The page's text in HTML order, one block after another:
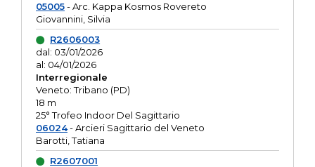
05005- Arc. Kappa Kosmos Rovereto
Giovannini, Silvia
R2606003
dal: 03/01/2026
al: 04/01/2026
Interregionale
Veneto: Tribano (PD)
18 m
25° Trofeo Indoor Del Sagittario
06024- Arcieri Sagittario del Veneto
Barotti, Tatiana
R2607001